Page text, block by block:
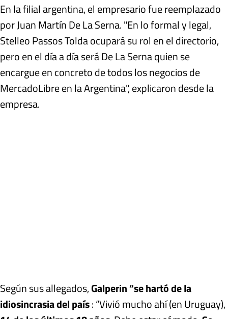
En la filial argentina, el empresario fue reemplazado
por Juan Martín De La Serna. "En lo formal y legal,
Stelleo Passos Tolda ocupará su rol en el directorio,
pero en el día a día será De La Serna quien se
encargue en concreto de todos los negocios de
MercadoLibre en la Argentina", explicaron desde la
empresa.
Según sus allegados,Galperin “se hartó de la
idiosincrasia del país: “Vivió mucho ahí (en Uruguay),